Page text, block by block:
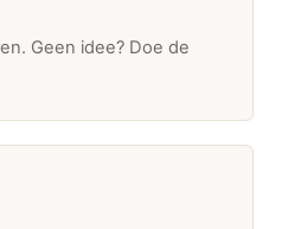
Geen idee? Doe de